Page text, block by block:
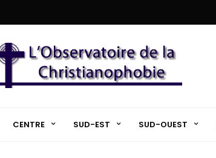
CENTRE SUD-EST SUD-OUEST